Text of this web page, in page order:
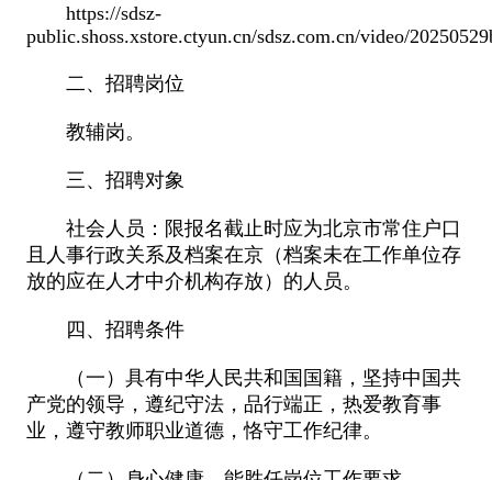
https://sdsz-
public.shoss.xstore.ctyun.cn/sdsz.com.cn/video/
二、招聘岗位
教辅岗。
三、招聘对象
社会人员：限报名截止时应为北京市常住户口
且人事行政关系及档案在京（档案未在工作单位存
放的应在人才中介机构存放）的人员。
四、招聘条件
（一）具有中华人民共和国国籍，坚持中国共
产党的领导，遵纪守法，品行端正，热爱教育事
业，遵守教师职业道德，恪守工作纪律。